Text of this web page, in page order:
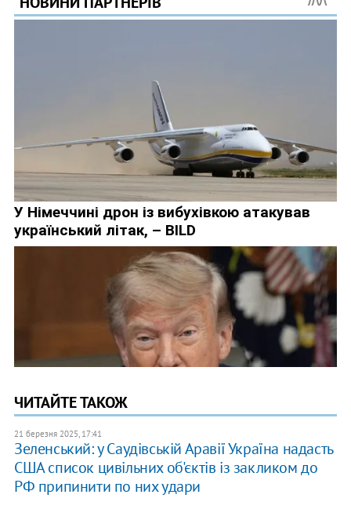
ЧИТАЙТЕ ТАКОЖ
21 березня 2025, 17:41
Зеленський: у Саудівській Аравії Україна надасть
США список цивільних об'єктів із закликом до
РФ припинити по них удари